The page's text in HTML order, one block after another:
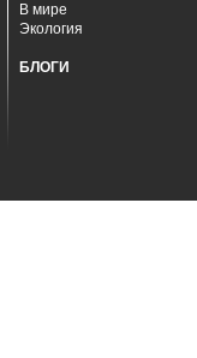
В мире
Экология
БЛОГИ